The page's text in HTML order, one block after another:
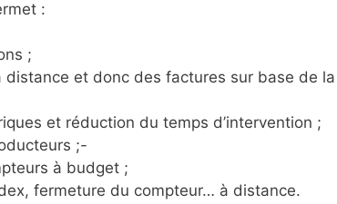
:
;
distance et donc des factures sur base de la
et réduction du temps d’intervention ;
;-
à budget ;
fermeture du compteur… à distance.